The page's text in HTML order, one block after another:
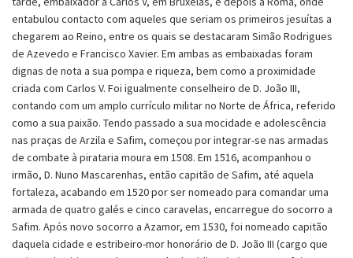
entabulou contacto com aqueles que seriam os primeiros jesuítas a
chegarem ao Reino, entre os quais se destacaram Simão Rodrigues
de Azevedo e Francisco Xavier. Em ambas as embaixadas foram
dignas de nota a sua pompa e riqueza, bem como a proximidade
criada com Carlos V. Foi igualmente conselheiro de D. João III,
contando com um amplo currículo militar no Norte de África, referido
como a sua paixão. Tendo passado a sua mocidade e adolescência
nas praças de Arzila e Safim, começou por integrar-se nas armadas
de combate à pirataria moura em 1508. Em 1516, acompanhou o
irmão, D. Nuno Mascarenhas, então capitão de Safim, até aquela
fortaleza, acabando em 1520 por ser nomeado para comandar uma
armada de quatro galés e cinco caravelas, encarregue do socorro a
Safim. Após novo socorro a Azamor, em 1530, foi nomeado capitão
daquela cidade e estribeiro-mor honorário de D. João III (cargo que